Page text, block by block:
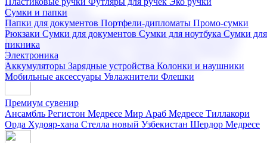
Сумки и папки
Папки для документов Портфели-дипломаты Промо-сумки
Рюкзаки Сумки для документов Сумки для ноутбука Сумки для
пикника
Электроника
Аккумуляторы Зарядные устройства Колонки и наушники
Мобильные аксессуары Увлажнители Флешки
Подарочные наборы
Бизнес наборыКофейные наборы Кошельки
Наборы из кожиНаборы ручекНаборы с аккумуляторами
Наборы с бутылками для воды
Наборы с ежедневниками
Наборы с кружками
флешкамиНовогодние наборыЧайные наборы
Премиум сувенир
Ансамбль Регистон Медресе Мир Араб Медресе Тиллакори
Орда Худояр-хана Стелла новый Узбекистан Шердор Медресе